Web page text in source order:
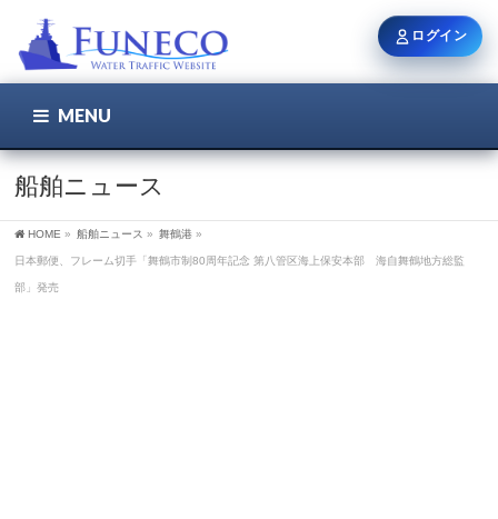
MENU
船舶ニュース
HOME » 船舶ニュース » 舞鶴港 »
日本郵便、フレーム切手「舞鶴市制80周年記念 第八管区海上保安本部 海自舞鶴地方総監
部」発売
ログイン
ユーザー名 / メール